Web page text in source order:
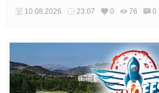
10.08.2026 23:07 0 76 0